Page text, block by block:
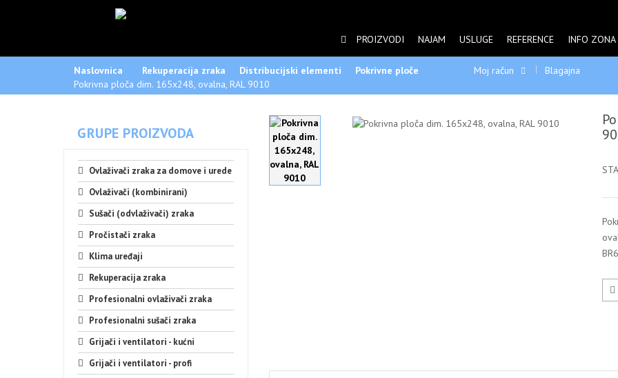
PROIZVODI NAJAM USLUGE REFERENCE INFO ZONA
Naslovnica Rekuperacija zraka Distribucijski elementi
Pokrivne ploče
Pokrivna ploča dim. 165x248, ovalna, RAL 9010
Moj račun Blagajna
GRUPE PROIZVODA
Ovlaživači zraka za domove i urede
Ovlaživači (kombinirani)
Sušači (odvlaživači) zraka
Pročistači zraka
Klima uređaji
Rekuperacija zraka
Profesionalni ovlaživači zraka
Profesionalni sušači zraka
Grijači i ventilatori - kućni
Grijači i ventilatori - profi